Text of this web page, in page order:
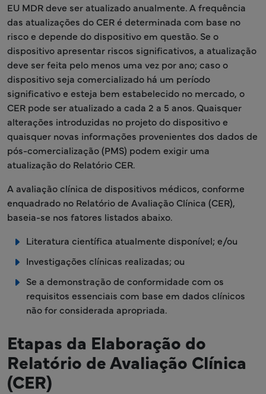
EU MDR deve ser atualizado anualmente. A frequência
das atualizações do CER é determinada com base no
risco e depende do dispositivo em questão. Se o
dispositivo apresentar riscos significativos, a atualização
deve ser feita pelo menos uma vez por ano; caso o
dispositivo seja comercializado há um período
significativo e esteja bem estabelecido no mercado, o
CER pode ser atualizado a cada 2 a 5 anos. Quaisquer
alterações introduzidas no projeto do dispositivo e
quaisquer novas informações provenientes dos dados de
pós-comercialização (PMS) podem exigir uma
atualização do Relatório CER.
A avaliação clínica de dispositivos médicos, conforme
enquadrado no Relatório de Avaliação Clínica (CER),
baseia-se nos fatores listados abaixo.
Literatura científica atualmente disponível; e/ou
Investigações clínicas realizadas; ou
Se a demonstração de conformidade com os
requisitos essenciais com base em dados clínicos
não for considerada apropriada.
Etapas da Elaboração do
Relatório de Avaliação Clínica
(CER)